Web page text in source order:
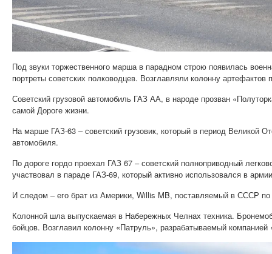
Под звуки торжественного марша в парадном строю появилась
портреты советских полководцев. Возглавляли колонну
Советский грузовой автомобиль ГАЗ АА, в народе прозван
самой Дороге жизни.
На марше ГАЗ-63 – советский грузовик, который в период Великой
автомобиля.
По дороге гордо проехал ГАЗ 67 – советский полноприводный
участвовал в параде ГАЗ-69, который активно использовался в
И следом – его брат из Америки, Willis MB, поставляемый в СССР
Колонной шла выпускаемая в Набережных Челнах техника.
бойцов. Возглавил колонну «Патруль», разрабатываемый компанией